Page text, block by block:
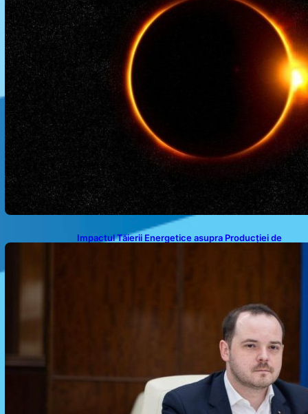
Impactul Tăierii Energetice asupra Producției de